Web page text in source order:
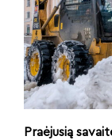
Praėjusią